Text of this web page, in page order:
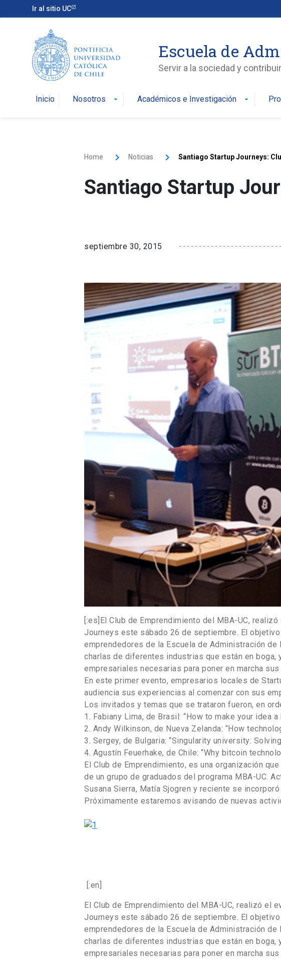
Ir al sitio UC
Escuela de
Servir a la sociedad y
Inicio Nosotros arrow_drop_down Académicos e Investigación arrow_drop_down
Home Noticias Santiago Startup Journeys:
Santiago Startup
septiembre 30, 2015
[:es]El Club de Emprendimiento del MBA-UC,
Journeys este sábado 26 de septiembre. El
emprendedores de la Escuela de Administración
charlas de diferentes industrias que están en boga,
empresariales necesarias para poner en marcha
En este primer evento, empresarios locales de
audiencia sus experiencias al comenzar con sus
Los invitados y temas que se trataron fueron, en
1. Fabiany Lima, de Brasil: “How to make your idea a
2. Andy Wilkinson, de Nueva Zelanda: “How
3. Sergey, de Bulgaria: “Singularity university:
4. Agustín Feuerhake, de Chile: “Why bitcoin
El Club de Emprendimiento, es una organización
de un grupo de graduados del programa MBA-UC.
Susana Sierra, Matía Sjogren y reciente se
Próximamente estaremos avisando de nuevas
[:en]
El Club de Emprendimiento del MBA-UC, realizó el
Journeys este sábado 26 de septiembre. El
emprendedores de la Escuela de Administración
charlas de diferentes industrias que están en boga,
empresariales necesarias para poner en marcha